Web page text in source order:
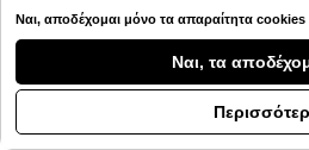
Ναι, αποδέχομαι μόνο τα απαραίτητα cookies
Ναι, τα